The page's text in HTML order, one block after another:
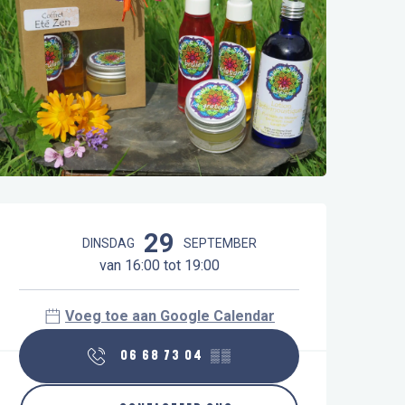
en
DINSDAG 29 SEPTEMBER
van 16:00 tot 19:00
Voeg toe aan Google Calendar
06 68 73 04 ▒▒